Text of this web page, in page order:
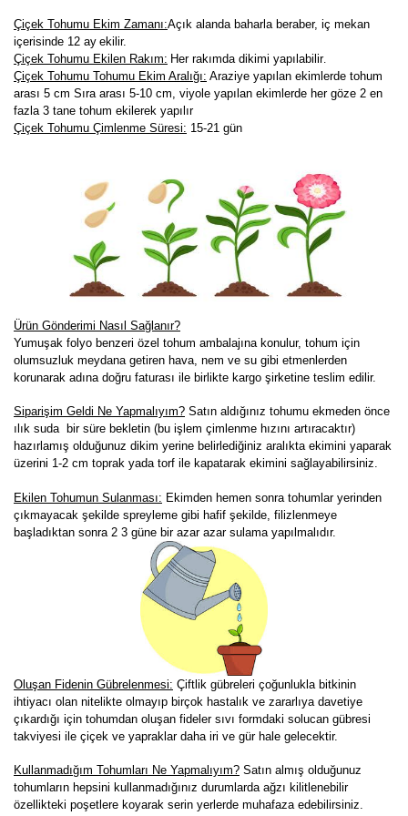
Çiçek Tohumu Ekim Zamanı:Açık alanda baharla beraber, iç mekan
içerisinde 12 ay ekilir.
Çiçek Tohumu Ekilen Rakım: Her rakımda dikimi yapılabilir.
Çiçek Tohumu Tohumu Ekim Aralığı: Araziye yapılan ekimlerde tohum
arası 5 cm Sıra arası 5-10 cm, viyole yapılan ekimlerde her göze 2 en
fazla 3 tane tohum ekilerek yapılır
Çiçek Tohumu Çimlenme Süresi: 15-21 gün
Ürün Gönderimi Nasıl Sağlanır?
Yumuşak folyo benzeri özel tohum ambalajına konulur, tohum için
olumsuzluk meydana getiren hava, nem ve su gibi etmenlerden
korunarak adına doğru faturası ile birlikte kargo şirketine teslim edilir.
Siparişim Geldi Ne Yapmalıyım? Satın aldığınız tohumu ekmeden önce
ılık suda bir süre bekletin (bu işlem çimlenme hızını artıracaktır)
hazırlamış olduğunuz dikim yerine belirlediğiniz aralıkta ekimini yaparak
üzerini 1-2 cm toprak yada torf ile kapatarak ekimini sağlayabilirsiniz.
Ekilen Tohumun Sulanması: Ekimden hemen sonra tohumlar yerinden
çıkmayacak şekilde spreyleme gibi hafif şekilde, filizlenmeye
başladıktan sonra 2 3 güne bir azar azar sulama yapılmalıdır.
Oluşan Fidenin Gübrelenmesi: Çiftlik gübreleri çoğunlukla bitkinin
ihtiyacı olan nitelikte olmayıp birçok hastalık ve zararlıya davetiye
çıkardığı için tohumdan oluşan fideler sıvı formdaki solucan gübresi
takviyesi ile çiçek ve yapraklar daha iri ve gür hale gelecektir.
Kullanmadığım Tohumları Ne Yapmalıyım? Satın almış olduğunuz
tohumların hepsini kullanmadığınız durumlarda ağzı kilitlenebilir
özellikteki poşetlere koyarak serin yerlerde muhafaza edebilirsiniz.